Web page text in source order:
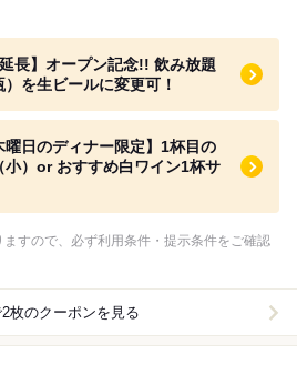
延長】オープン記念!! 飲み放題
を生ビールに変更可！
曜日のディナー限定】1杯目の
小）or おすすめ白ワイン1杯サ
すので、必ず利用条件・提示条件をご確認
枚のクーポンを見る